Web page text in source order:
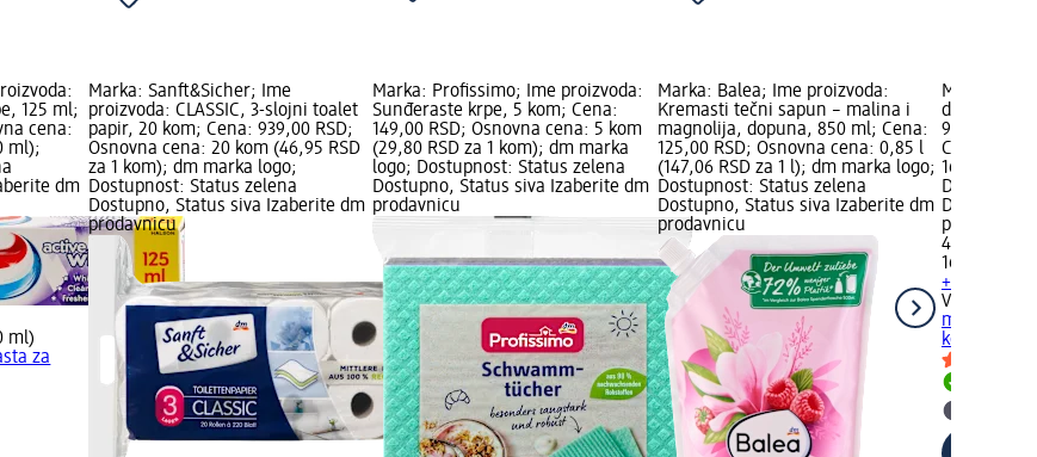
125 ml;
cena:
ml);
dm
ml)
za
Marka: Sanft&Sicher; Ime
proizvoda: CLASSIC, 3-slojni toalet
papir, 20 kom; Cena: 939,00 RSD;
Osnovna cena: 20 kom (46,95 RSD
za 1 kom); dm marka logo;
Dostupnost: Status zelena
Dostupno, Status siva Izaberite dm
prodavnicu
Marka: Profissimo; Ime proizvoda:
Sunđeraste krpe, 5 kom; Cena:
149,00 RSD; Osnovna cena: 5 kom
(29,80 RSD za 1 kom); dm marka
logo; Dostupnost: Status zelena
Dostupno, Status siva Izaberite dm
prodavnicu
Marka: Balea; Ime proizvoda:
Kremasti tečni sapun – malina i
magnolija, dopuna, 850 ml; Cena:
125,00 RSD; Osnovna cena: 0,85 l
(147,06 RSD za 1 l); dm marka logo;
Dostupnost: Status zelena
Dostupno, Status siva Izaberite dm
prodavnicu
Marka:
double
99% voda,
Cena:
168 kom
Dostupno,
prodavnicu
449,00 RSD
168 kom
+ 1
Violeta
maramice
kom